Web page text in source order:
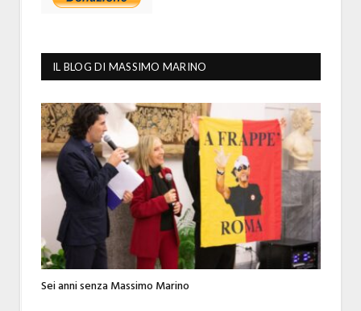
IL BLOG DI MASSIMO MARINO
Sei anni senza Massimo Marino